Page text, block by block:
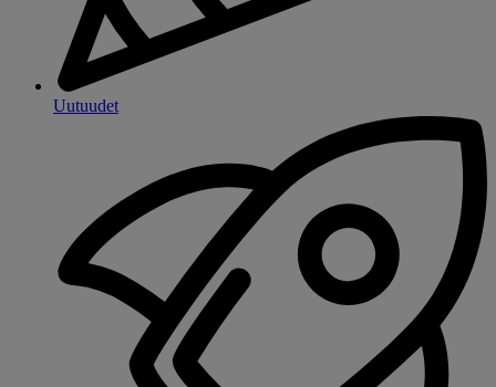
Uutuudet